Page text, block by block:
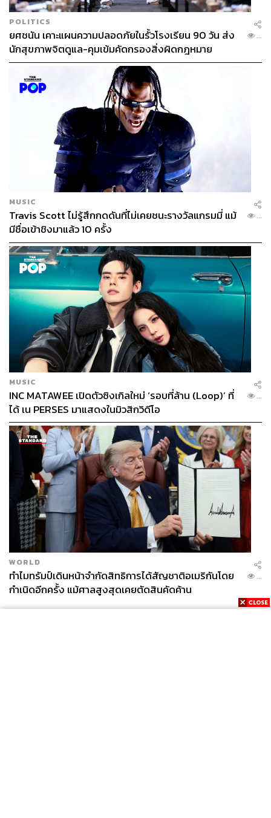
POLITICS
ยศชนัน เคาะแผนความปลอดภัยในรั้วโรงเรียน 90 วัน ส่ง
นักสุขภาพจิตดูแล-คุมเข้มคัดกรองสิ่งผิดกฎหมาย
...
MUSIC
Travis Scott ไม่รู้สึกกดดันที่ไม่เคยชนะรางวัลแกรมมี่ แม้
มีชื่อเข้าชิงมาแล้ว 10 ครั้ง
...
MUSIC
INC MATAWEE เปิดตัวซิงเกิลใหม่ ‘รอบที่ล้าน (Loop)’ ที่
ได้ เน PERSES มาแสดงในมิวสิกวิดีโอ
...
WORLD
ทำไมทรัมป์เดินหน้าจำกัดสิทธิการได้สัญชาติอเมริกันโดย
กำเนิดอีกครั้ง แม้ศาลสูงสุดเคยตัดสินคัดค้าน
...